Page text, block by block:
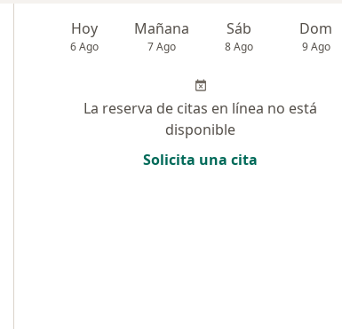
Hoy
6 Ago
Mañana
7 Ago
Sáb
8 Ago
Dom
9 Ago
La reserva de citas en línea no está
disponible
Solicita una cita